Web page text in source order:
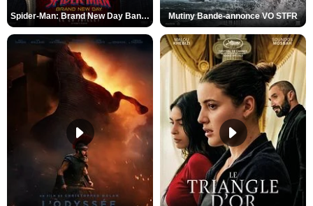
Spider-Man: Brand New Day Bande-annonce VO STFR Mutiny Bande-annonce VO STFR